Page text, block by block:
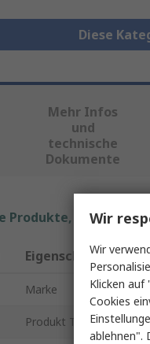
Diese
Mehr Infos
und
technische
Dokumente
Produkte, indem Sie
Eigenschaft
Marke
Produkt Typ
Wir
Wir
Klicken auf
Cookies
ablehnen".